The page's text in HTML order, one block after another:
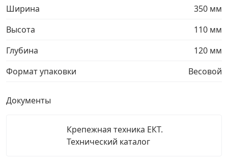
Нержавеющий крепеж ›
Перфорированный крепеж ›
Скобяные изделия и мебельная фурнитура
Ширина
350 мм
Высота
110 мм
Глубина
120 мм
Формат упаковки
Весовой
Документы
Крепежная техника ЕКТ.
Технический каталог